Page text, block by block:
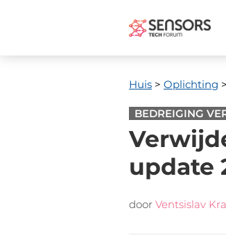
Huis > Oplichting
BEDREIGING
update
door Ventsislav